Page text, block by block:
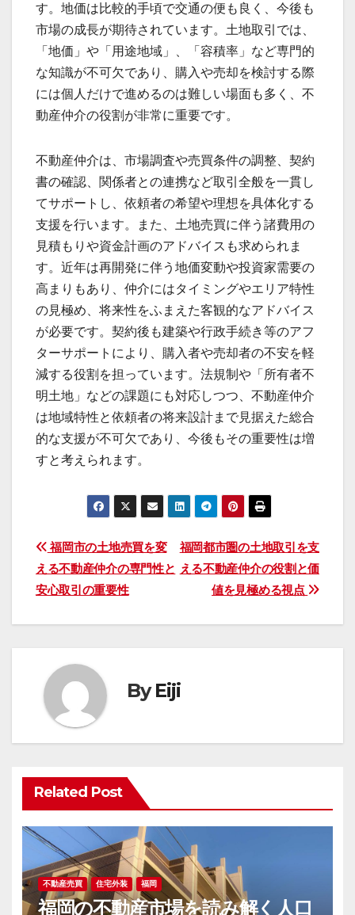
す。地価は比較的手頃で交通の便も良く、今後も
市場の成長が期待されています。土地取引では、
「地価」や「用途地域」、「容積率」など専門的
な知識が不可欠であり、購入や売却を検討する際
には個人だけで進めるのは難しい場面も多く、不
動産仲介の役割が非常に重要です。
不動産仲介は、市場調査や売買条件の調整、契約
書の確認、関係者との連携など取引全般を一貫し
てサポートし、依頼者の希望や理想を具体化する
支援を行います。また、土地売買に伴う諸費用の
見積もりや資金計画のアドバイスも求められま
す。近年は再開発に伴う地価変動や投資家需要の
高まりもあり、仲介にはタイミングやエリア特性
の見極め、将来性をふまえた客観的なアドバイス
が必要です。契約後も建築や行政手続き等のアフ
ターサポートにより、購入者や売却者の不安を軽
減する役割を担っています。法規制や「所有者不
明土地」などの課題にも対応しつつ、不動産仲介
は地域特性と依頼者の将来設計まで見据えた総合
的な支援が不可欠であり、今後もその重要性は増
すと考えられます。
投
稿
ナ
ゲ
ー
シ
ョ
ン
福岡都市圏の土地取引を支
える不動産仲介の役割と価
値を見極める視点
福岡市の土地売買を変
える不動産仲介の専門性と
安心取引の重要性
ByEiji
Related Post
不動産売買 住宅外装 福岡
福岡の不動産市場を読み解く人口